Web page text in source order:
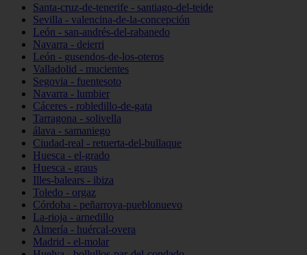
Santa-cruz-de-tenerife - santiago-del-teide
Sevilla - valencina-de-la-concepción
León - san-andrés-del-rabanedo
Navarra - deierri
León - gusendos-de-los-oteros
Valladolid - mucientes
Segovia - fuentesoto
Navarra - lumbier
Cáceres - robledillo-de-gata
Tarragona - solivella
álava - samaniego
Ciudad-real - retuerta-del-bullaque
Huesca - el-grado
Huesca - graus
Illes-balears - ibiza
Toledo - orgaz
Córdoba - peñarroya-pueblonuevo
La-rioja - arnedillo
Almería - huércal-overa
Madrid - el-molar